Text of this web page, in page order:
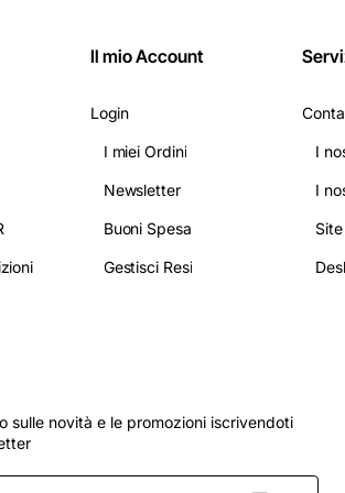
Il mio Account
Login
I miei Ordini
Newsletter
Buoni Spesa
Gestisci Resi
I
I
sulle novità e le promozioni iscrivendoti